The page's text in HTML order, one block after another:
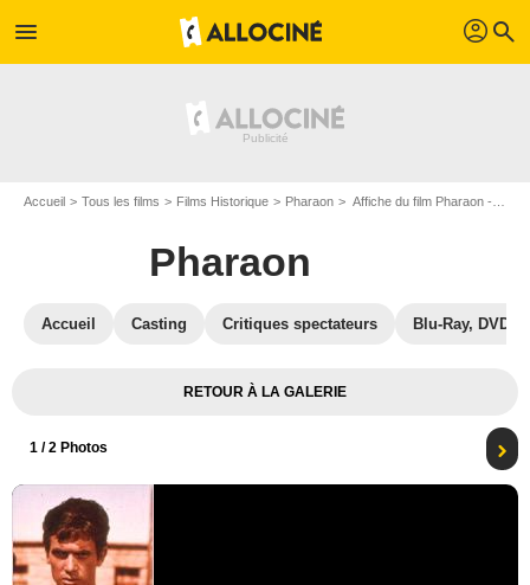
menu profil search
Accueil Tous les films Films Historique Pharaon Affiche du film Pharaon - Photo 1
Pharaon
Accueil Casting Critiques spectateurs Blu-Ray, DVD
RETOUR À LA GALERIE
1 / 2 Photos